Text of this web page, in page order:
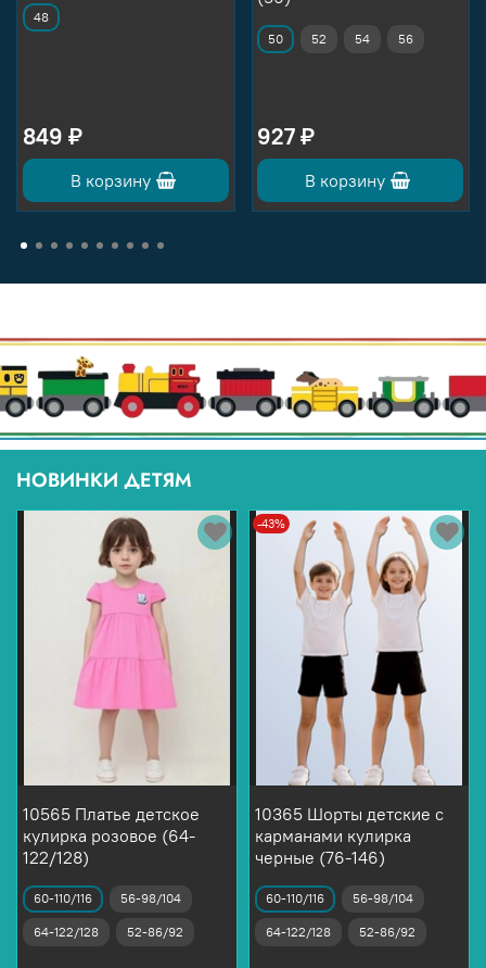
48
849 ₽
В корзину
50 52 54 56
927 ₽
В корзину
НОВИНКИ ДЕТЯМ
10565 Платье детское
кулирка розовое (64-
122/128)
60-110/116 56-98/104
64-122/128 52-86/92
-43%
10365 Шорты детские с
карманами кулирка
черные (76-146)
60-110/116 56-98/104
64-122/128 52-86/92